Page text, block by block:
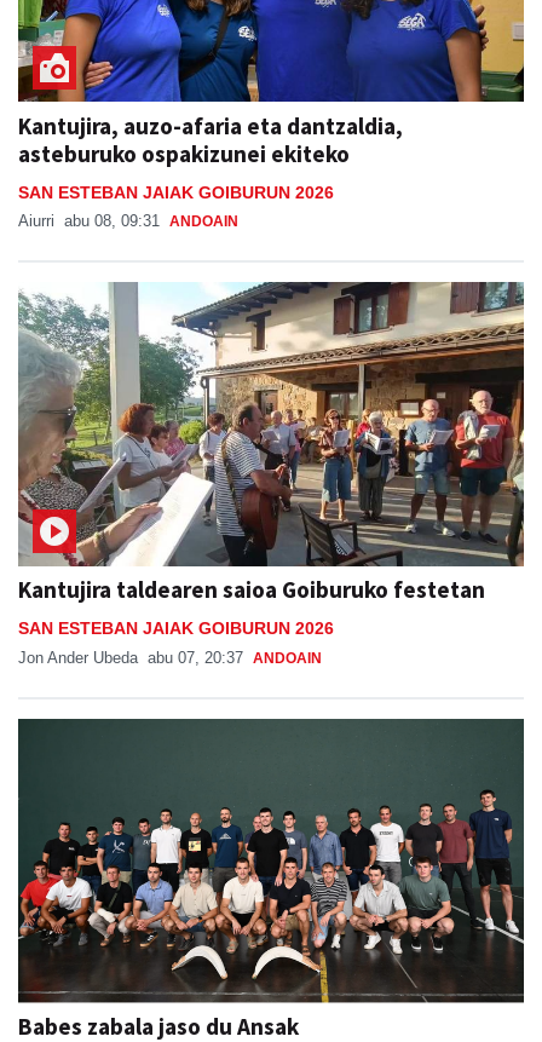
Kantujira, auzo-afaria eta dantzaldia,
asteburuko ospakizunei ekiteko
SAN ESTEBAN JAIAK GOIBURUN 2026
Aiurri abu 08, 09:31 ANDOAIN
Kantujira taldearen saioa Goiburuko festetan
SAN ESTEBAN JAIAK GOIBURUN 2026
Jon Ander Ubeda abu 07, 20:37 ANDOAIN
Babes zabala jaso du Ansak